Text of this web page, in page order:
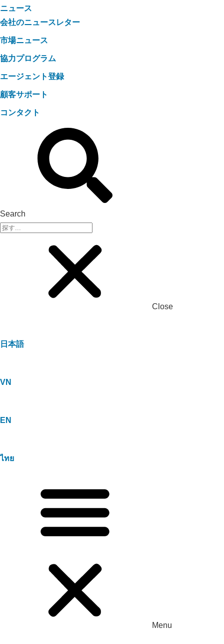
ニュース
会社のニュースレター
市場ニュース
協力プログラム
エージェント登録
顧客サポート
コンタクト
Search
Close
日本語
VN
EN
ไทย
Menu